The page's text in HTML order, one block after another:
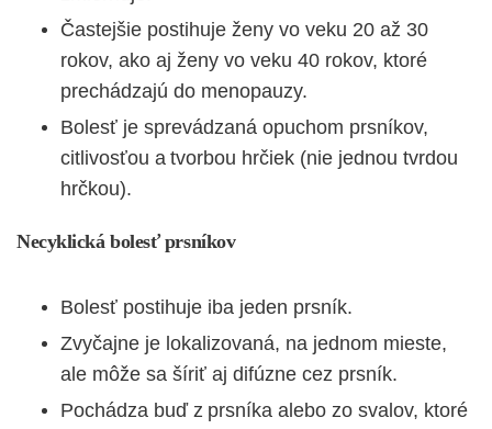
Častejšie postihuje ženy vo veku 20 až 30
rokov, ako aj ženy vo veku 40 rokov, ktoré
prechádzajú do menopauzy.
Bolesť je sprevádzaná opuchom prsníkov,
citlivosťou a tvorbou hrčiek (nie jednou tvrdou
hrčkou).
Necyklická bolesť prsníkov
Bolesť postihuje iba jeden prsník.
Zvyčajne je lokalizovaná, na jednom mieste,
ale môže sa šíriť aj difúzne cez prsník.
Pochádza buď z prsníka alebo zo svalov, ktoré